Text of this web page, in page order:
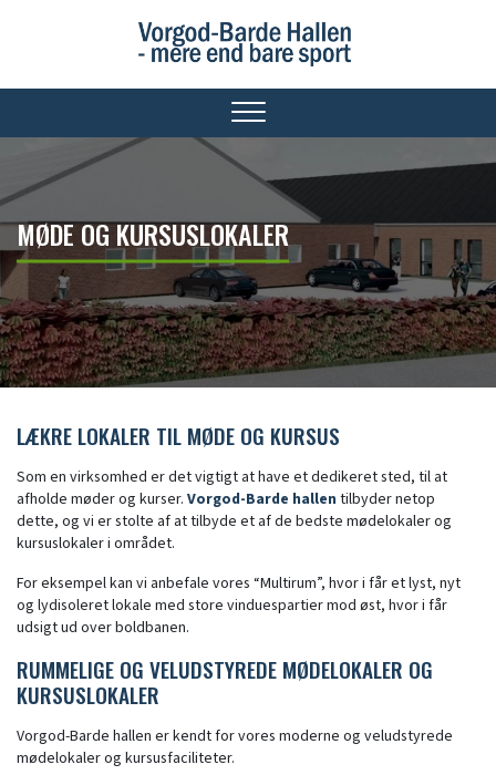
MØDE OG KURSUSLOKALER
MØDE OG KURSUSLOKALER
LÆKRE LOKALER TIL MØDE OG KURSUS
Som en virksomhed er det vigtigt at have et dedikeret sted, til at
afholde møder og kurser. Vorgod-Barde hallen tilbyder netop
dette, og vi er stolte af at tilbyde et af de bedste mødelokaler og
kursuslokaler i området.
For eksempel kan vi anbefale vores “Multirum”, hvor i får et lyst, nyt
og lydisoleret lokale med store vinduespartier mod øst, hvor i får
udsigt ud over boldbanen.
RUMMELIGE OG VELUDSTYREDE MØDELOKALER OG
KURSUSLOKALER
Vorgod-Barde hallen er kendt for vores moderne og veludstyrede
mødelokaler og kursusfaciliteter.